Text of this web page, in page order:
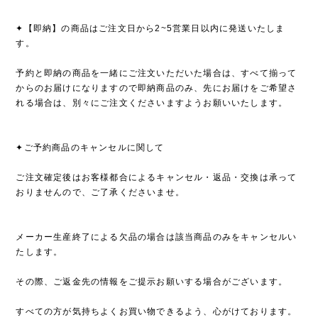
✦【即納】の商品はご注文日から2~5営業日以内に発送いたしま
す。
予約と即納の商品を一緒にご注文いただいた場合は、すべて揃って
からのお届けになりますので即納商品のみ、先にお届けをご希望さ
れる場合は、別々にご注文くださいますようお願いいたします。
✦ご予約商品のキャンセルに関して
ご注文確定後はお客様都合によるキャンセル・返品・交換は承って
おりませんので、ご了承くださいませ。
メーカー生産終了による欠品の場合は該当商品のみをキャンセルい
たします。
その際、ご返金先の情報をご提示お願いする場合がございます。
すべての方が気持ちよくお買い物できるよう、心がけております。